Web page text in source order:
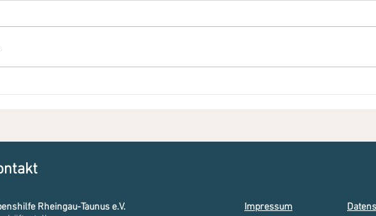
Nachlese Sommerfest 2025
Rheingau-Taunus e.V.
Impressum